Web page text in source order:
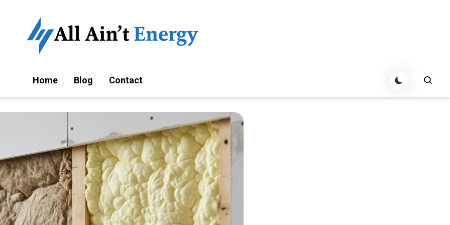
Home Blog Contact